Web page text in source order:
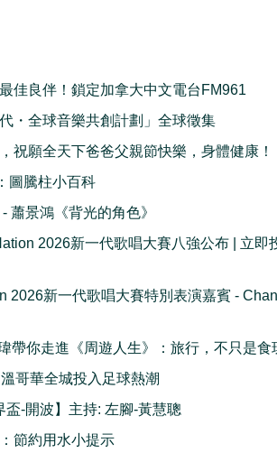
佳良伴！鎖定加拿大中文電台FM961
代・全球音樂共創計劃」全球徵集
祝願全天下爸爸父親節快樂，身體健康！
圖騰柱小百科
蕭景鴻《背光的角色》
2026新一代歌唱大賽八強公布 | 立即
2026新一代歌唱大賽特別表演嘉賓 -
帶你走進《周遊人生》：旅行，不只是食
哥華全城投入足球熱潮
盃-開波】主持: 左腳-黃慧聰
節約用水小提示